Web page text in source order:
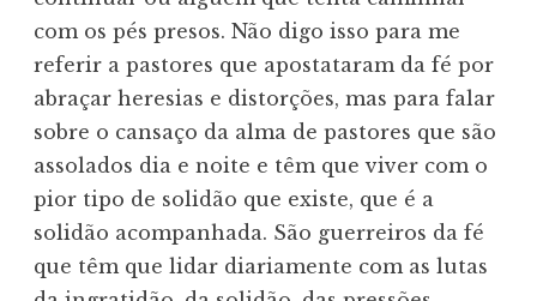
com os pés presos. Não digo isso para me
referir a pastores que apostataram da fé por
abraçar heresias e distorções, mas para falar
sobre o cansaço da alma de pastores que são
assolados dia e noite e têm que viver com o
pior tipo de solidão que existe, que é a
solidão acompanhada. São guerreiros da fé
que têm que lidar diariamente com as lutas